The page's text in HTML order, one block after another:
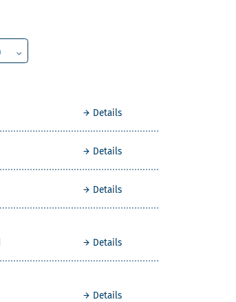
Details
Details
Details
Details
Details